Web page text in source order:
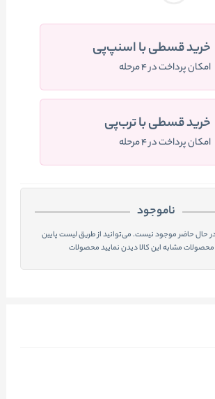
خرید قسطی با اسنپ‌پی
امکان پرداخت در ۴ مرحله
خرید قسطی با ترب‌پی
امکان پرداخت در ۴ مرحله
ناموجود
در حال حاضر موجود نیست. می‌توانید از طریق لیست پایین
مشابه این کالا دیدن نمایید محصولات